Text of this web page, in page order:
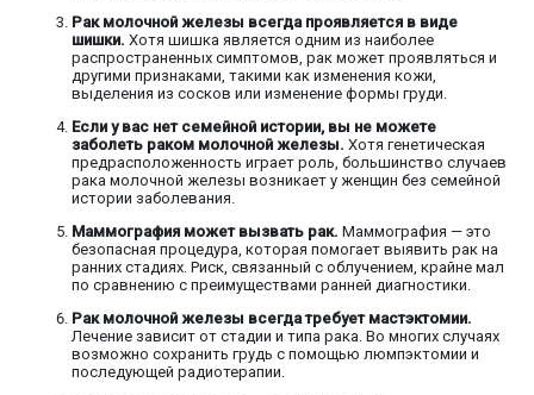
Рак молочной железы всегда проявляется в виде
шишки. Хотя шишка является одним из наиболее
распространенных симптомов, рак может проявляться и
другими признаками, такими как изменения кожи,
выделения из сосков или изменение формы груди.
Если у вас нет семейной истории, вы не можете
заболеть раком молочной железы. Хотя генетическая
предрасположенность играет роль, большинство случаев
рака молочной железы возникает у женщин без семейной
истории заболевания.
Маммография может вызвать рак. Маммография — это
безопасная процедура, которая помогает выявить рак на
ранних стадиях. Риск, связанный с облучением, крайне мал
по сравнению с преимуществами ранней диагностики.
Рак молочной железы всегда требует мастэктомии.
Лечение зависит от стадии и типа рака. Во многих случаях
возможно сохранить грудь с помощью люмпэктомии и
последующей радиотерапии.